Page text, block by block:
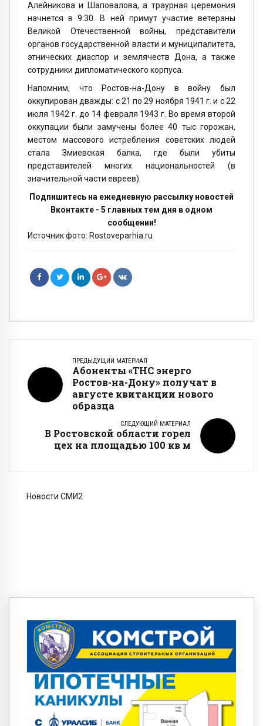
Алейникова и Шаповалова, а траурная церемония
начнется в 9:30. В ней примут участие ветераны
Великой Отечественной войны, представители
органов государственной власти и муниципалитета,
этнических диаспор и землячеств Дона, а также
сотрудники дипломатического корпуса.
Напомним, что Ростов-на-Дону в войну был
оккупирован дважды: с 21 по 29 ноября 1941 г. и с 22
июля 1942 г. до 14 февраля 1943 г. Во время второй
оккупации были замучены более 40 тыс горожан,
местом массового истребления советских людей
стала Змиевская балка, где были убиты
представителей многих национальностей (в
значительной части евреев).
Подпишитесь на ежедневную рассылку новостей
Вконтакте - 5 главных тем дня в одном
сообщении!
Источник фото: Rostoveparhia.ru
ПРЕДЫДУЩИЙ МАТЕРИАЛ
Абоненты «ТНС энерго
Ростов-на-Дону» получат в
августе квитанции нового
образца
СЛЕДУЮЩИЙ МАТЕРИАЛ
В Ростовской области горел
цех на площадью 100 кв м
Новости СМИ2